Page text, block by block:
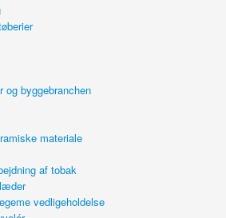
og byggebranchen
materiale
af tobak
vedligeholdelse